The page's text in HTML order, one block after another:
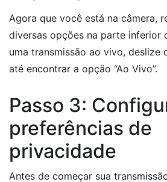
Agora que você está na câmera,
diversas opções na parte inferior
uma transmissão ao vivo, deslize
até encontrar a opção “Ao Vivo”.
Passo 3:
preferências de
privacidade
Antes de começar sua